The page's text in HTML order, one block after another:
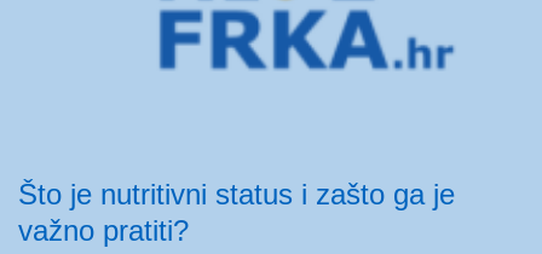
Što je nutritivni status i zašto ga je
važno pratiti?